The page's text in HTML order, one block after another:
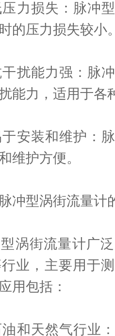
损失：脉冲型
的压力损失较小
能力强：脉冲
能力，适用于各
装和维护：脉
维护方便。
型涡街流量计
街流量计广泛
业，主要用于
用包括：
天然气行业：